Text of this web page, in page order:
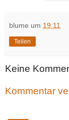
blume um 19:11
Teilen
Keine
Kommentar